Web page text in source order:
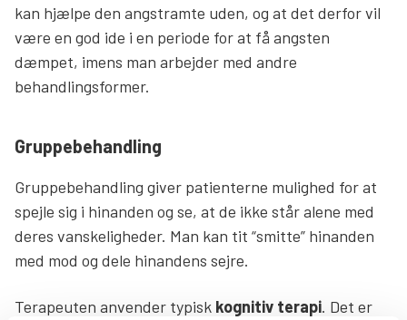
kan hjælpe den angstramte uden, og at det derfor vil
være en god ide i en periode for at få angsten
dæmpet, imens man arbejder med andre
behandlingsformer.
Gruppebehandling
Gruppebehandling giver patienterne mulighed for at
spejle sig i hinanden og se, at de ikke står alene med
deres vanskeligheder. Man kan tit “smitte” hinanden
med mod og dele hinandens sejre.
Terapeuten anvender typisk kognitiv terapi. Det er